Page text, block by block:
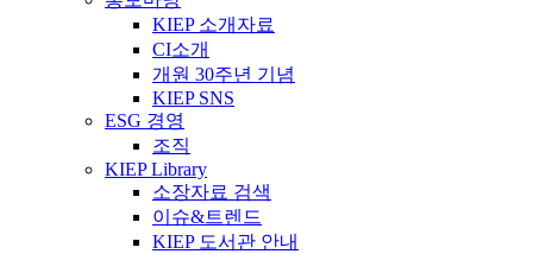
KIEP 소개자료
CI소개
개원 30주년 기념
KIEP SNS
ESG 경영
조직
KIEP Library
소장자료 검색
이슈&트렌드
KIEP 도서관 안내